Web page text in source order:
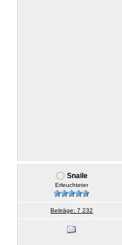
Snaile
Erleuchteter
Beiträge: 7 232